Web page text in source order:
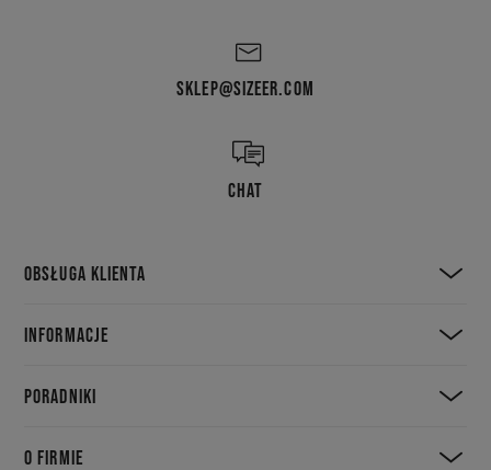
SKLEP@SIZEER.COM
CHAT
OBSŁUGA KLIENTA
INFORMACJE
PORADNIKI
O FIRMIE